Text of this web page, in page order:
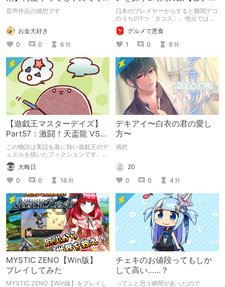
れない嫉妬彼氏に激責めさ
音声作品の感想です
お金大好き
0
0 6 分
ンブルーム / Pikmin
Bloom】
日本のプレイヤーからすると難関デコ
のうちの1つ「タコス」。地元では見
つけられなかった男が広島で探す旅を
お送りします。ねくすと5月のテーマ
「お出かけの記録」。
グルメで悪食
1
0 9 分
【遊戯王マスターデイズ】
Part57：激闘！天盃龍 VS
千年D【架空デュエル】
この物語は実話を基に熱い遊戯王のデ
ュエルを描いたフィクションです。
（自分用メモ：2025-05-14）
大晦日
0
0 16 分
デキアイ〜白衣の君の愛し
方〜
感想
20
0
0 4 分
MYSTIC ZENO【Win版】
プレイしてみた
MYSTIC ZENO【Win版】をプレイし
チェキのお値段ってもしか
して高い……？
ってふと思う瞬間があったので